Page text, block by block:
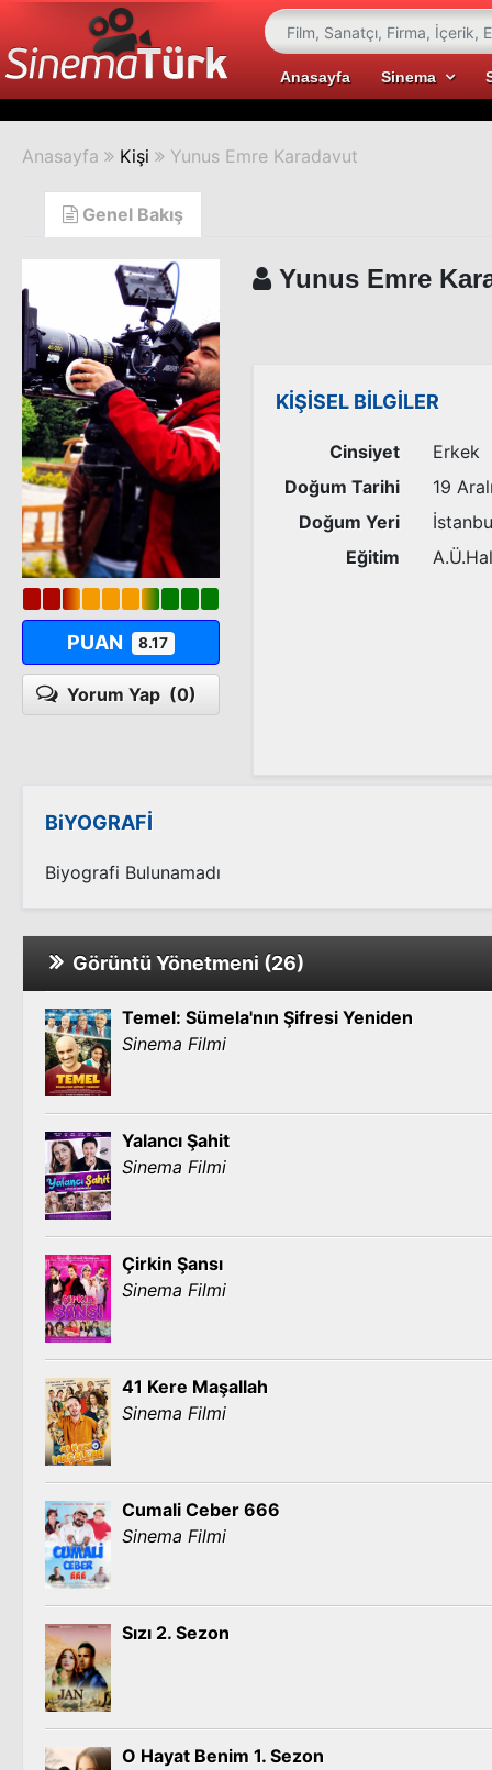
Anasayfa Sinema
Anasayfa Kişi Yunus Emre Karadavut
Genel Bakış
PUAN 8.17
Yorum Yap (0)
Yunus Emre
KİŞİSEL BİLGİLER
Cinsiyet
Erkek
Doğum Tarihi
19
Doğum Yeri
Eğitim
BiYOGRAFİ
Biyografi Bulunamadı
Görüntü Yönetmeni (26)
Temel: Sümela'nın Şifresi Yeniden
Sinema Filmi
Yalancı Şahit
Sinema Filmi
Çirkin Şansı
Sinema Filmi
41 Kere Maşallah
Sinema Filmi
Cumali Ceber 666
Sinema Filmi
Sızı 2. Sezon
O Hayat Benim 1. Sezon